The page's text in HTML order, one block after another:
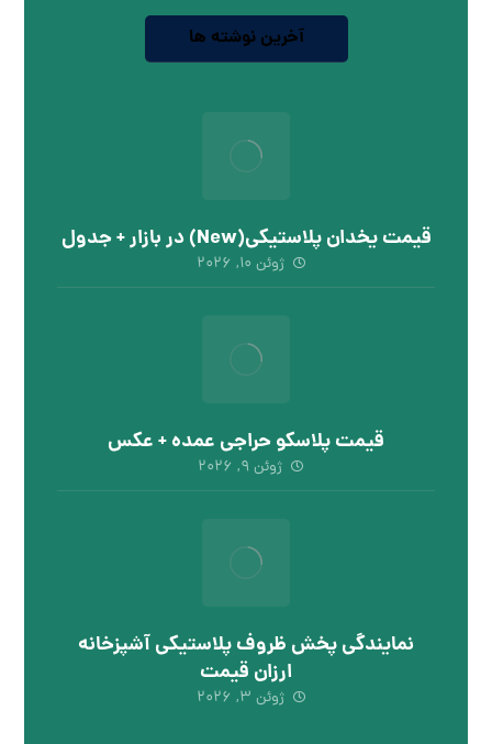
آخرین نوشته ها
قیمت یخدان پلاستیکی(New) در بازار + جدول
ژوئن ۱۰, ۲۰۲۶
قیمت پلاسکو حراجی عمده + عکس
ژوئن ۹, ۲۰۲۶
نمایندگی پخش ظروف پلاستیکی آشپزخانه
ارزان قیمت
ژوئن ۳, ۲۰۲۶